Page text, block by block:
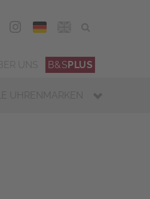
DEU
B&SPLUS
UHRENMARKEN